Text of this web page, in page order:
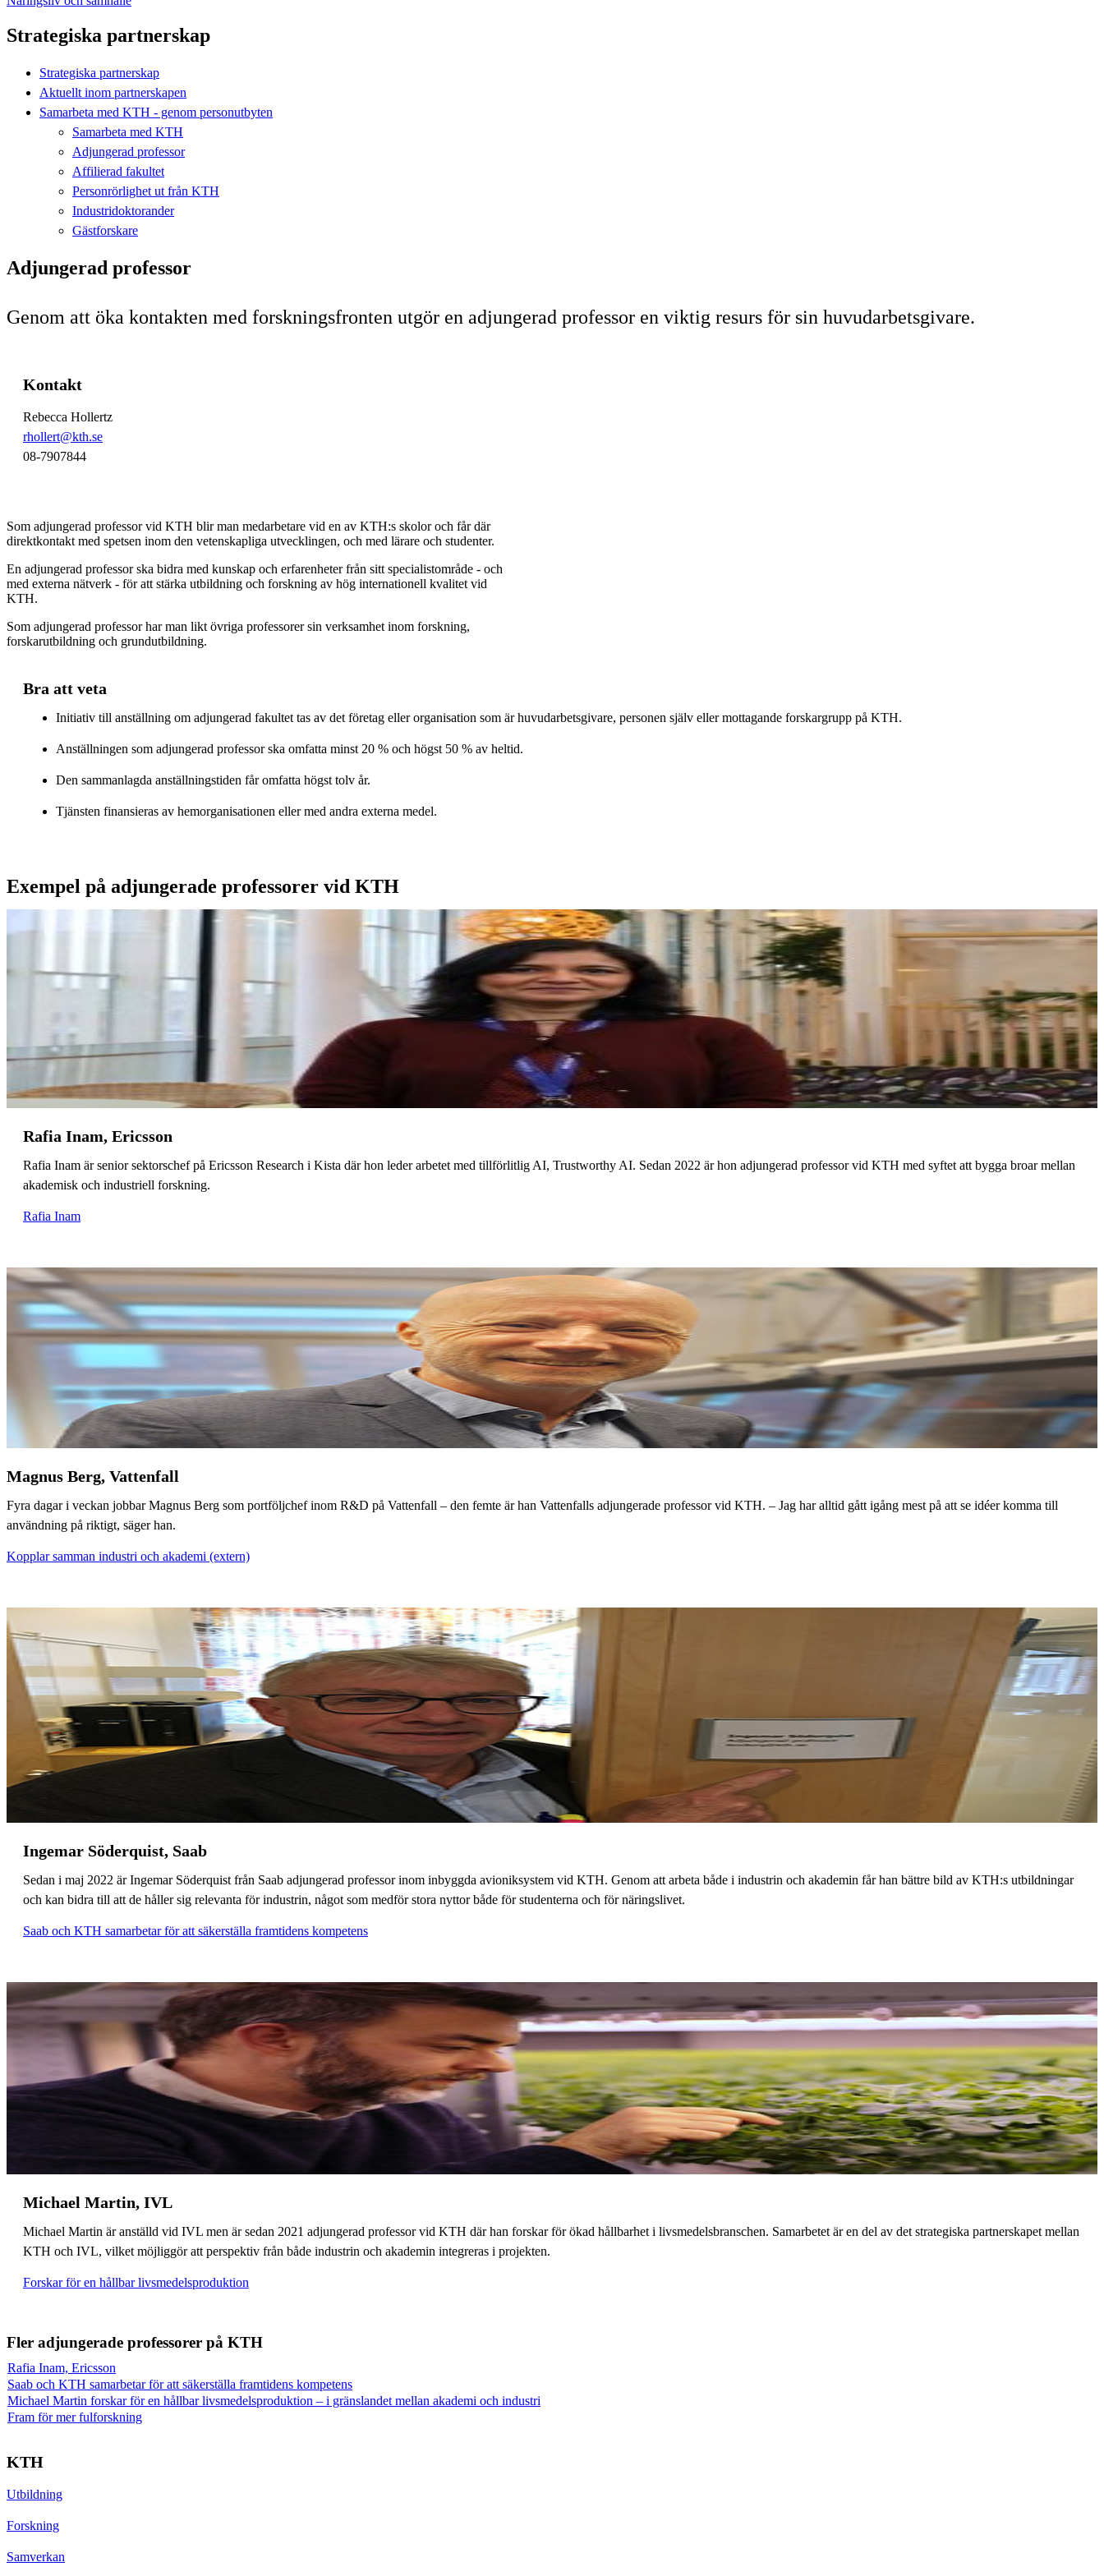
Strategiska partnerskap
Strategiska partnerskap
Aktuellt inom partnerskapen
Samarbeta med KTH - genom personutbyten
Samarbeta med KTH
Adjungerad professor
Affilierad fakultet
Personrörlighet ut från KTH
Industridoktorander
Gästforskare
Adjungerad professor
Genom att öka kontakten med forskningsfronten utgör en adjungerad professor en viktig resurs för sin huvudarbetsgivare.
Kontakt
Rebecca Hollertz
rhollert@kth.se
08-7907844
Som adjungerad professor vid KTH blir man medarbetare vid en av KTH:s skolor och får där
direktkontakt med spetsen inom den vetenskapliga utvecklingen, och med lärare och studenter.
En adjungerad professor ska bidra med kunskap och erfarenheter från sitt specialistområde - och
med externa nätverk - för att stärka utbildning och forskning av hög internationell kvalitet vid
KTH.
Som adjungerad professor har man likt övriga professorer sin verksamhet inom forskning,
forskarutbildning och grundutbildning.
Bra att veta
Initiativ till anställning om adjungerad fakultet tas av det företag eller organisation som är huvudarbetsgivare, personen själv eller mottagande forskargrupp på KTH.
Anställningen som adjungerad professor ska omfatta minst 20 % och högst 50 % av heltid.
Den sammanlagda anställningstiden får omfatta högst tolv år.
Tjänsten finansieras av hemorganisationen eller med andra externa medel.
Exempel på adjungerade professorer vid KTH
Rafia Inam, Ericsson
Rafia Inam är senior sektorschef på Ericsson Research i Kista där hon leder arbetet med tillförlitlig AI, Trustworthy AI. Sedan 2022 är hon adjungerad professor vid KTH med syftet att bygga broar mellan
akademisk och industriell forskning.
Rafia Inam
Magnus Berg, Vattenfall
Fyra dagar i veckan jobbar Magnus Berg som portföljchef inom R&D på Vattenfall – den femte är han Vattenfalls adjungerade professor vid KTH. – Jag har alltid gått igång mest på att se idéer komma till
användning på riktigt, säger han.
Kopplar samman industri och akademi (extern)
Ingemar Söderquist, Saab
Sedan i maj 2022 är Ingemar Söderquist från Saab adjungerad professor inom inbyggda avioniksystem vid KTH. Genom att arbeta både i industrin och akademin får han bättre bild av KTH:s utbildningar
och kan bidra till att de håller sig relevanta för industrin, något som medför stora nyttor både för studenterna och för näringslivet.
Saab och KTH samarbetar för att säkerställa framtidens kompetens
Michael Martin, IVL
Michael Martin är anställd vid IVL men är sedan 2021 adjungerad professor vid KTH där han forskar för ökad hållbarhet i livsmedelsbranschen. Samarbetet är en del av det strategiska partnerskapet mellan
KTH och IVL, vilket möjliggör att perspektiv från både industrin och akademin integreras i projekten.
Forskar för en hållbar livsmedelsproduktion
Fler adjungerade professorer på KTH
Rafia Inam, Ericsson
Saab och KTH samarbetar för att säkerställa framtidens kompetens
Michael Martin forskar för en hållbar livsmedelsproduktion – i gränslandet mellan akademi och industri
Fram för mer fulforskning
KTH
Utbildning
Forskning
Samverkan